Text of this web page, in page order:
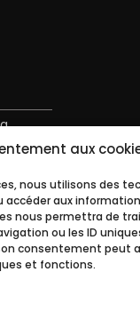
aux
nous utilisons des
aux
nous permettra de
ou les ID
consentement peut
et fonctions.